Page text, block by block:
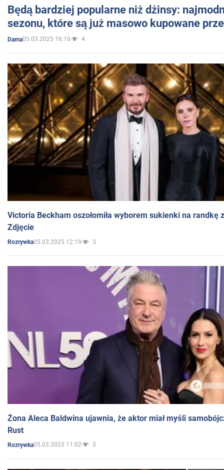
Będą bardziej popularne niż dżinsy:
sezonu, które są już masowo kupowane
Dama05.03.2025 16:16 4
Victoria Beckham oszołomiła wyborem sukienki na randkę
Zdjęcie
Rozrywka05.03.2025 12:19 3
Żona Aleca Baldwina ujawnia, że aktor miał myśli
Rust
Rozrywka05.03.2025 11:02 3